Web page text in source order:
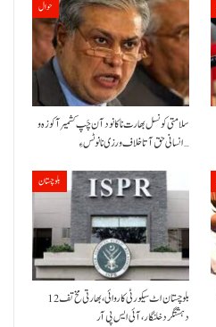
حوال
سلامتی کونسل بھارت نا کانود آن چَپ کشمیر آ کوزہ و
انسانی حق آتا خلاف ورزی نا نوٹس ءِ…
بلوچستان
بلوچستان اٹ سیکورٹی کاروائی، بھارتی مخ تف 12
دہشتگرد خلنگار،آئی ایس پی آر